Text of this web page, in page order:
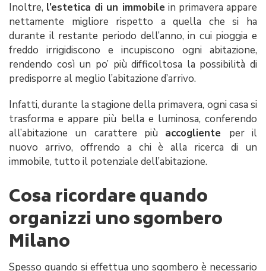
Inoltre, l’estetica di un immobilein primavera appare
nettamente migliore rispetto a quella che si ha
durante il restante periodo dell’anno, in cui pioggia e
freddo irrigidiscono e incupiscono ogni abitazione,
rendendo così un po’ più difficoltosa la possibilità di
predisporre al meglio l’abitazione d’arrivo.
Infatti, durante la stagione della primavera, ogni casa si
trasforma e appare più bella e luminosa, conferendo
all’abitazione un carattere più accogliente per il
nuovo arrivo, offrendo a chi è alla ricerca di un
immobile, tutto il potenziale dell’abitazione.
Cosa ricordare quando
organizzi uno sgombero
Milano
Spesso quando si effettua uno sgombero è necessario